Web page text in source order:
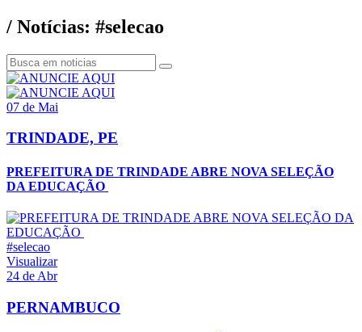
/ Notícias: #selecao
07 de Mai
TRINDADE, PE
PREFEITURA DE TRINDADE ABRE NOVA SELEÇÃO
DA EDUCAÇÃO
#selecao
Visualizar
24 de Abr
PERNAMBUCO